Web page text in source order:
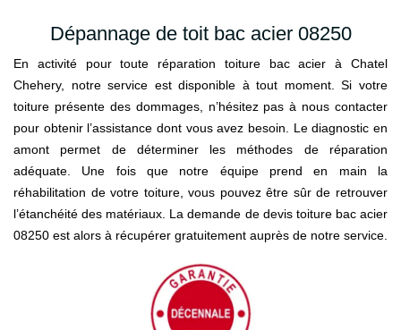
Dépannage de toit bac acier 08250
En activité pour toute réparation toiture bac acier à Chatel
Chehery, notre service est disponible à tout moment. Si votre
toiture présente des dommages, n’hésitez pas à nous contacter
pour obtenir l’assistance dont vous avez besoin. Le diagnostic en
amont permet de déterminer les méthodes de réparation
adéquate. Une fois que notre équipe prend en main la
réhabilitation de votre toiture, vous pouvez être sûr de retrouver
l’étanchéité des matériaux. La demande de devis toiture bac acier
08250 est alors à récupérer gratuitement auprès de notre service.